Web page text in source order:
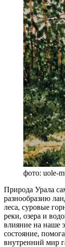
фото: uole-
Природа Урала
разнообразию
леса, суровые
реки, озера и
влияние на наше
состояние,
внутренний мир